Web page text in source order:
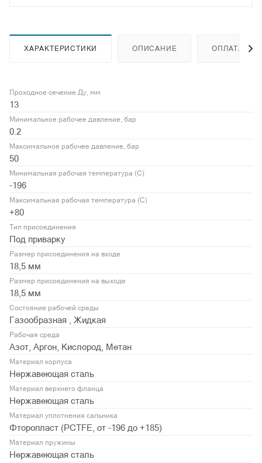
ХАРАКТЕРИСТИКИ ОПИСАНИЕ ОПЛАТА
Проходное сечение Ду, мм
13
Минимальное рабочее давление, бар
0.2
Максимальное рабочее давление, бар
50
Минимальная рабочая температура (С)
-196
Максимальная рабочая температура (С)
+80
Тип присоединения
Под приварку
Размер присоединения на входе
18,5 мм
Размер присоединения на выходе
18,5 мм
Состояние рабочей среды
Газообразная , Жидкая
Рабочая среда
Азот, Аргон, Кислород, Метан
Материал корпуса
Нержавеющая сталь
Материал верхнего фланца
Нержавеющая сталь
Материал уплотнения сальника
Фторопласт (PСTFE, от -196 до +185)
Материал пружины
Нержавеющая сталь